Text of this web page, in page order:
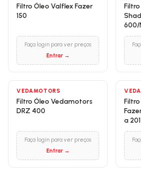
Filtro Óleo Valflex Fazer
150
Faça login para ver preços
Entrar →
600/
VEDAMOTORS
Filtro Óleo Vedamotors
DRZ 400
Faça login para ver preços
Entrar →
a
150